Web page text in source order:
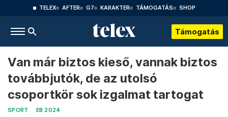
TELEX AFTER G7 KARAKTER TÁMOGATÁS SHOP
Támogatás
Van már biztos kieső, vannak biztos
továbbjutók, de az utolsó
csoportkör sok izgalmat tartogat
SPORT EB 2024